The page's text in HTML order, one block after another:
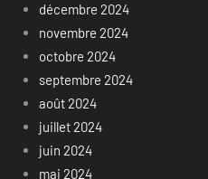
décembre 2024
novembre 2024
octobre 2024
septembre 2024
août 2024
juillet 2024
juin 2024
mai 2024